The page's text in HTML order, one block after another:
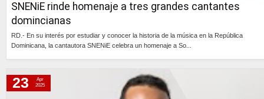
SNENiE rinde homenaje a tres grandes cantantes
domincianas
RD.- En su interés por estudiar y conocer la historia de la música en la República
Dominicana, la cantautora SNENiE celebra un homenaje a So...
23
Apr
2025